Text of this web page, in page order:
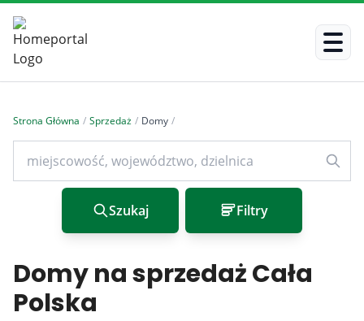
Strona Główna / Sprzedaż / Domy /
Szukaj Filtry
Domy na sprzedaż Cała
Polska